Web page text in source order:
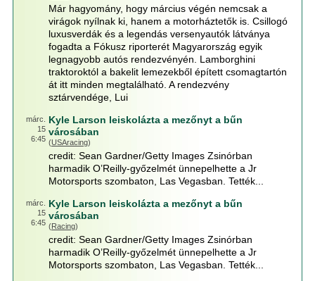
Már hagyomány, hogy március végén nemcsak a
virágok nyílnak ki, hanem a motorháztetők is. Csillogó
luxusverdák és a legendás versenyautók látványa
fogadta a Fókusz riporterét Magyarország egyik
legnagyobb autós rendezvényén. Lamborghini
traktoroktól a bakelit lemezekből épített csomagtartón
át itt minden megtalálható. A rendezvény
sztárvendége, Lui
márc.
15
6:45
Kyle Larson leiskolázta a mezőnyt a bűn
városában
(USAracing)
credit: Sean Gardner/Getty Images Zsinórban
harmadik O’Reilly-győzelmét ünnepelhette a Jr
Motorsports szombaton, Las Vegasban. Tették...
márc.
15
6:45
Kyle Larson leiskolázta a mezőnyt a bűn
városában
(Racing)
credit: Sean Gardner/Getty Images Zsinórban
harmadik O’Reilly-győzelmét ünnepelhette a Jr
Motorsports szombaton, Las Vegasban. Tették...